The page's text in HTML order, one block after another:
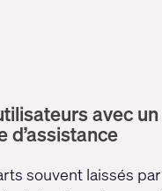
avec
d’assistance
souvent laissés